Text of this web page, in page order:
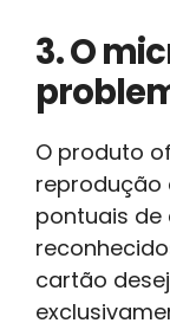
3. O
O produto
reprodução
pontuais
cartão